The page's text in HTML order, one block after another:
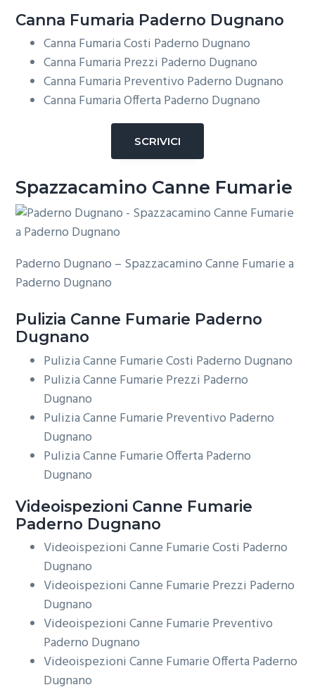
Canna Fumaria Paderno Dugnano
Canna Fumaria Costi Paderno Dugnano
Canna Fumaria Prezzi Paderno Dugnano
Canna Fumaria Preventivo Paderno Dugnano
Canna Fumaria Offerta Paderno Dugnano
SCRIVICI
Spazzacamino Canne Fumarie
Paderno Dugnano – Spazzacamino Canne Fumarie a
Paderno Dugnano
Pulizia Canne Fumarie Paderno
Dugnano
Pulizia Canne Fumarie Costi Paderno Dugnano
Pulizia Canne Fumarie Prezzi Paderno
Dugnano
Pulizia Canne Fumarie Preventivo Paderno
Dugnano
Pulizia Canne Fumarie Offerta Paderno
Dugnano
Videoispezioni Canne Fumarie
Paderno Dugnano
Videoispezioni Canne Fumarie Costi Paderno
Dugnano
Videoispezioni Canne Fumarie Prezzi Paderno
Dugnano
Videoispezioni Canne Fumarie Preventivo
Paderno Dugnano
Videoispezioni Canne Fumarie Offerta Paderno
Dugnano